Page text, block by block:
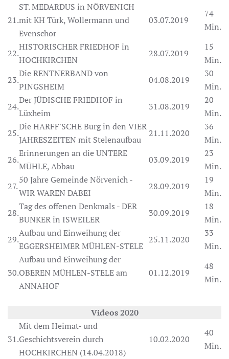
21.
ST. MEDARDUS in NÖRVENICH
mit KH Türk, Wollermann und
Evenschor
03.07.2019
74
Min.
22.
HISTORISCHER FRIEDHOF in
HOCHKIRCHEN
28.07.2019
15
Min.
23.
Die RENTNERBAND von
PINGSHEIM
04.08.2019
30
Min.
24.
Der JÜDISCHE FRIEDHOF in
Lüxheim
31.08.2019
20
Min.
25.
Die HARFF'SCHE Burg in den VIER
JAHRESZEITEN mit Stelenaufbau
21.11.2020
36
Min.
26.
Erinnerungen an die UNTERE
MÜHLE, Abbau
03.09.2019
23
Min.
27.
50 Jahre Gemeinde Nörvenich -
WIR WAREN DABEI
28.09.2019
19
Min.
28.
Tag des offenen Denkmals - DER
BUNKER in ISWEILER
30.09.2019
18
Min.
29.
Aufbau und Einweihung der
EGGERSHEIMER MÜHLEN-STELE
25.11.2020
33
Min.
30.
Aufbau und Einweihung der
OBEREN MÜHLEN-STELE am
ANNAHOF
01.12.2019
48
Min.
Videos 2020
31.
Mit dem Heimat- und
Geschichtsverein durch
HOCHKIRCHEN (14.04.2018)
10.02.2020
40
Min.